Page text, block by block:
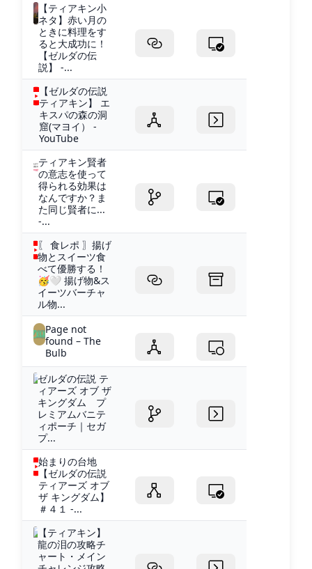
【ティアキン小
ネタ】赤い月の
ときに料理をす
ると大成功に！
【ゼルダの伝
説】 -...
【ゼルダの伝説
ティアキン】 エ
キスパの森の洞
窟(マヨイ） -
YouTube
ティアキン賢者
の意志を使って
得られる効果は
なんですか？ま
た同じ賢者に...
-...
〖 食レポ 〗揚げ
物とスイーツ食
べて優勝する！
🥳🤍 揚げ物&ス
イーツバーチャ
ル物...
Page not
found – The
Bulb
ゼルダの伝説 テ
ィアーズ オブ ザ
キングダム プ
レミアムバニテ
ィポーチ｜セガ
プ...
始まりの台地
【ゼルダの伝説
ティアーズ オブ
ザ キングダム】
＃４１ -...
【ティアキン】
龍の泪の攻略チ
ャート・メイン